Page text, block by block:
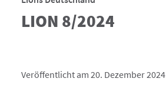
LION 8/2024
Veröffentlicht am 20. Dezember 2024